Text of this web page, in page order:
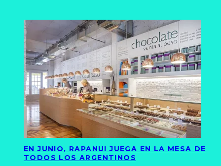
EN JUNIO, RAPANUI JUEGA EN LA MESA DE
TODOS LOS ARGENTINOS